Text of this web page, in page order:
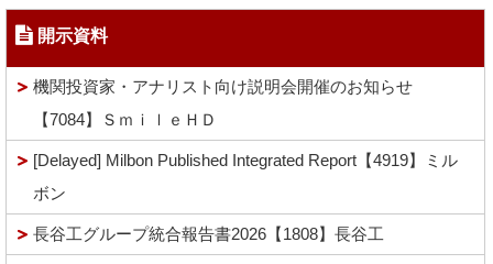
開示資料
機関投資家・アナリスト向け説明会開催のお知らせ
【7084】ＳｍｉｌｅＨＤ
[Delayed] Milbon Published Integrated Report【4919】ミル
ボン
長谷工グループ統合報告書2026【1808】長谷工